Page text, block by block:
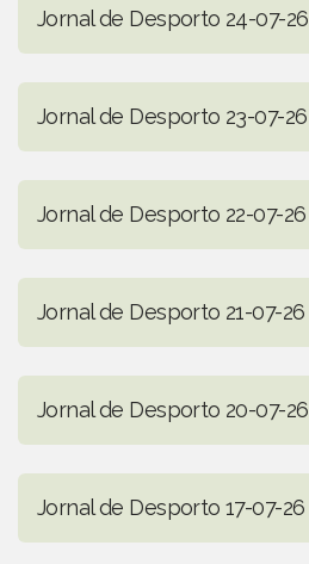
Jornal de Desporto 24-07-26
Jornal de Desporto 23-07-26
Jornal de Desporto 22-07-26
Jornal de Desporto 21-07-26
Jornal de Desporto 20-07-26
Jornal de Desporto 17-07-26